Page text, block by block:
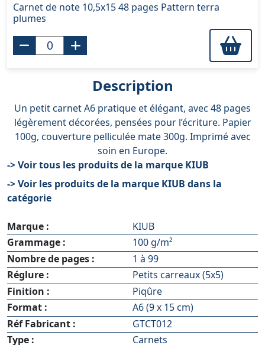
Carnet de note 10,5x15 48 pages Pattern terra
plumes
Description
Un petit carnet A6 pratique et élégant, avec 48 pages
légèrement décorées, pensées pour l’écriture. Papier
100g, couverture pelliculée mate 300g. Imprimé avec
soin en Europe.
-> Voir tous les produits de la marque KIUB
-> Voir les produits de la marque KIUB dans la
catégorie
Marque :
KIUB
Grammage :
100 g/m²
Nombre de pages :
1 à 99
Réglure :
Petits carreaux (5x5)
Finition :
Piqûre
Format :
A6 (9 x 15 cm)
Réf Fabricant :
GTCT012
Type :
Carnets